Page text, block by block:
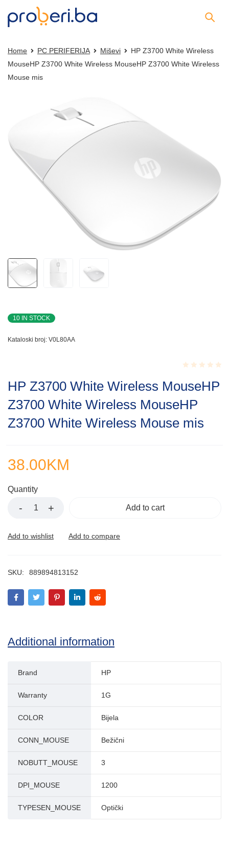
Home PC PERIFERIJA Miševi
HP Z3700 White Wireless
MouseHP Z3700 White Wireless MouseHP Z3700 White Wireless
Mouse mis
10 IN STOCK
Kataloski broj: V0L80AA
0.001
of
HP Z3700 White Wireless MouseHP
Z3700 White Wireless MouseHP
Z3700 White Wireless Mouse mis
38.00KM
Quantity
Add to cart
SKU: 889894813152
Additional information
Brand HP
Warranty 1G
COLOR Bijela
CONN_MOUSE Bežični
NOBUTT_MOUSE 3
DPI_MOUSE 1200
TYPESEN_MOUSE Optički